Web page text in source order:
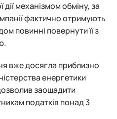
механізмом обміну, за
фактично отримують
повинні повернути її з
вже досягла приблизно
енергетики
заощадити
податків понад 3